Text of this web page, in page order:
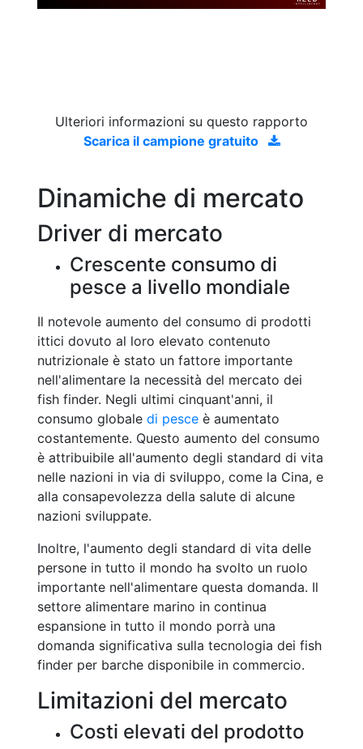
Ulteriori informazioni su questo rapporto
Scarica il campione gratuito
Dinamiche di mercato
Driver di mercato
Crescente consumo di
pesce a livello mondiale
Il notevole aumento del consumo di prodotti
ittici dovuto al loro elevato contenuto
nutrizionale è stato un fattore importante
nell'alimentare la necessità del mercato dei
fish finder. Negli ultimi cinquant'anni, il
consumo globale di pesce è aumentato
costantemente. Questo aumento del consumo
è attribuibile all'aumento degli standard di vita
nelle nazioni in via di sviluppo, come la Cina, e
alla consapevolezza della salute di alcune
nazioni sviluppate.
Inoltre, l'aumento degli standard di vita delle
persone in tutto il mondo ha svolto un ruolo
importante nell'alimentare questa domanda. Il
settore alimentare marino in continua
espansione in tutto il mondo porrà una
domanda significativa sulla tecnologia dei fish
finder per barche disponibile in commercio.
Limitazioni del mercato
Costi elevati del prodotto